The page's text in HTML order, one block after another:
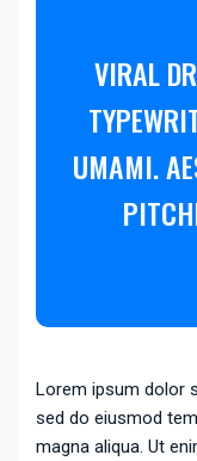
VIRAL
UMAMI.
Lorem ipsum dolor
sed do eiusmod
magna aliqua. Ut